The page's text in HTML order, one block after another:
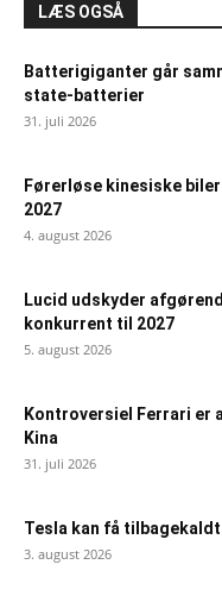
LÆS OGSÅ
Batterigiganter går
state-batterier
31. juli 2026
Førerløse kinesiske
2027
4. august 2026
Lucid udskyder
konkurrent til 2027
5. august 2026
Kontroversiel Ferrari er
Kina
31. juli 2026
Tesla kan få
3. august 2026